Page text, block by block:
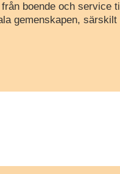
boende och service till
gemenskapen, särskilt